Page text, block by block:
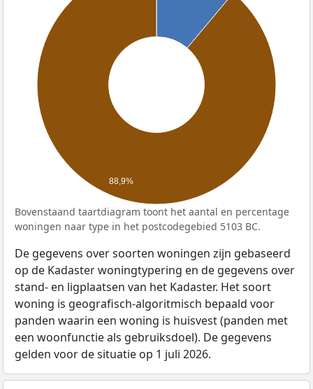
88,9%
Bovenstaand taartdiagram toont het aantal en percentage
woningen naar type in het postcodegebied 5103 BC.
De gegevens over soorten woningen zijn gebaseerd
op de Kadaster woningtypering en de gegevens over
stand- en ligplaatsen van het Kadaster. Het soort
woning is geografisch-algoritmisch bepaald voor
panden waarin een woning is huisvest (panden met
een woonfunctie als gebruiksdoel). De gegevens
gelden voor de situatie op 1 juli 2026.